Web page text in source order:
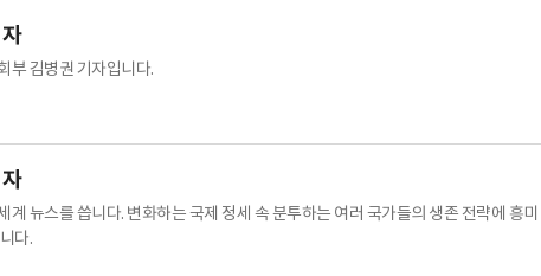
부 김병권 기자입니다.
계 뉴스를 씁니다. 변화하는 국제 정세 속 분투하는 여러 국가들의 생존 전략에 흥미
다.